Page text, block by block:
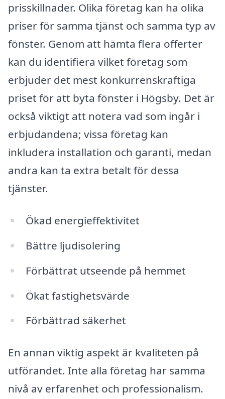
prisskillnader. Olika företag kan ha olika
priser för samma tjänst och samma typ av
fönster. Genom att hämta flera offerter
kan du identifiera vilket företag som
erbjuder det mest konkurrenskraftiga
priset för att byta fönster i Högsby. Det är
också viktigt att notera vad som ingår i
erbjudandena; vissa företag kan
inkludera installation och garanti, medan
andra kan ta extra betalt för dessa
tjänster.
Ökad energieffektivitet
Bättre ljudisolering
Förbättrat utseende på hemmet
Ökat fastighetsvärde
Förbättrad säkerhet
En annan viktig aspekt är kvaliteten på
utförandet. Inte alla företag har samma
nivå av erfarenhet och professionalism.